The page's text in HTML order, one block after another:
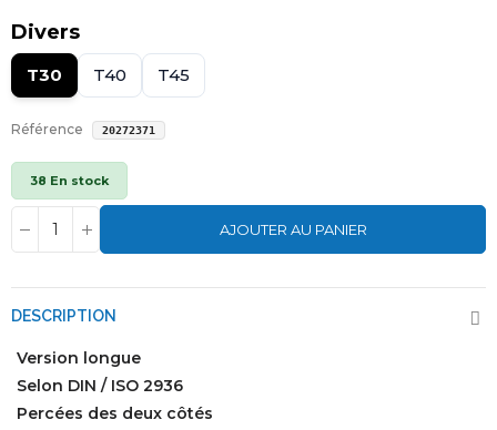
Divers
T30 T40 T45
Référence 20272371
38 En stock
AJOUTER AU PANIER
DESCRIPTION
Version longue
Selon DIN / ISO 2936
Percées des deux côtés